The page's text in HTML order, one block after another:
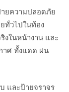
ยความปลอดภัย
ทั่วไปในท้อง
งในหน้างาน และ
าศ ทั้งแดด ฝน
และป้ายจราจร